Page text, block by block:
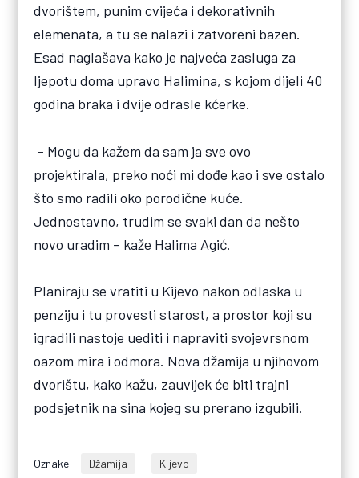
dvorištem, punim cvijeća i dekorativnih
elemenata, a tu se nalazi i zatvoreni bazen.
Esad naglašava kako je najveća zasluga za
ljepotu doma upravo Halimina, s kojom dijeli 40
godina braka i dvije odrasle kćerke.
– Mogu da kažem da sam ja sve ovo
projektirala, preko noći mi dođe kao i sve ostalo
što smo radili oko porodične kuće.
Jednostavno, trudim se svaki dan da nešto
novo uradim – kaže Halima Agić.
Planiraju se vratiti u Kijevo nakon odlaska u
penziju i tu provesti starost, a prostor koji su
igradili nastoje uediti i napraviti svojevrsnom
oazom mira i odmora. Nova džamija u njihovom
dvorištu, kako kažu, zauvijek će biti trajni
podsjetnik na sina kojeg su prerano izgubili.
Oznake: Džamija Kijevo